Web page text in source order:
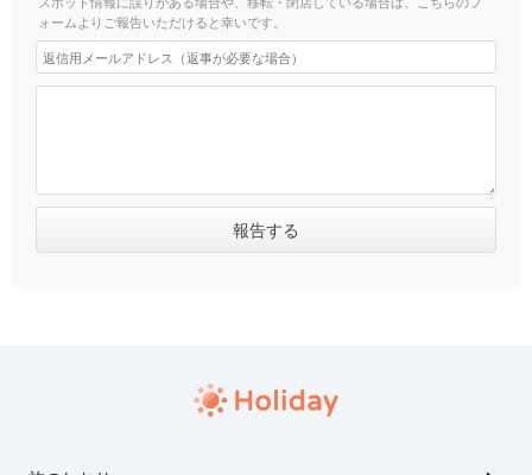
ォームよりご報告いただけると幸いです。